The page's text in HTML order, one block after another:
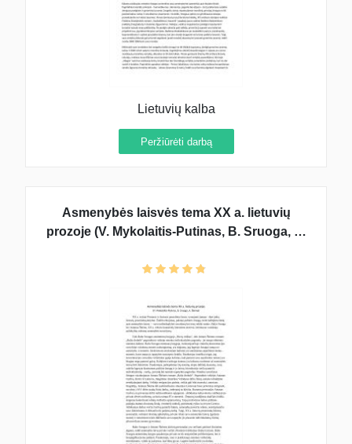
Lietuvių kalba
Peržiūrėti darbą
Asmenybės laisvės tema XX a. lietuvių
prozoje (V. Mykolaitis-Putinas, B. Sruoga, A.